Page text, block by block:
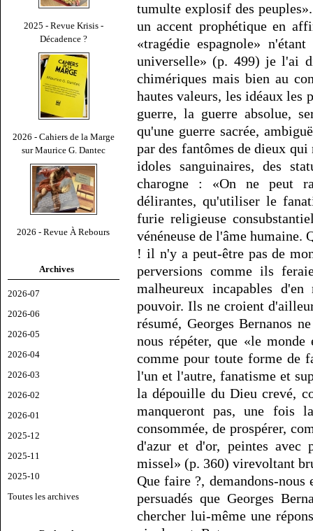
2025 - Revue Krisis -
Décadence ?
2026 - Cahiers de la Marge
sur Maurice G. Dantec
2026 - Revue À Rebours
Archives
2026-07
2026-06
2026-05
2026-04
2026-03
2026-02
2026-01
2025-12
2025-11
2025-10
Toutes les archives
tumulte explosif des
un accent prophétique en
«tragédie espagnole»
universelle» (p. 499) je l'ai
chimériques mais bien au
hautes valeurs, les idéaux les
guerre, la guerre absolue,
qu'une guerre sacrée,
par des fantômes de dieux qui
idoles sanguinaires, des
charogne : «On ne peut
délirantes, qu'utiliser le
furie religieuse
vénéneuse de l'âme humaine.
! il n'y a peut-être pas de
perversions comme ils
malheureux incapables
pouvoir. Ils ne croient
résumé, Georges Bernanos
nous répéter, que «le
comme pour toute forme de
l'un et l'autre, fanatisme et
la dépouille du Dieu crevé,
manqueront pas, une fois
consommée, de prospérer,
d'azur et d'or, peintes avec
missel» (p. 360) virevoltant
Que faire ?, demandons-nous
persuadés que Georges
chercher lui-même une